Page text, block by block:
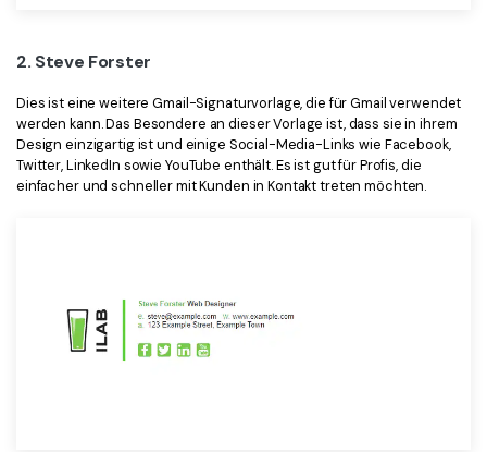
2. Steve Forster
Dies ist eine weitere Gmail-Signaturvorlage, die für Gmail verwendet
werden kann. Das Besondere an dieser Vorlage ist, dass sie in ihrem
Design einzigartig ist und einige Social-Media-Links wie Facebook,
Twitter, LinkedIn sowie YouTube enthält. Es ist gut für Profis, die
einfacher und schneller mit Kunden in Kontakt treten möchten.